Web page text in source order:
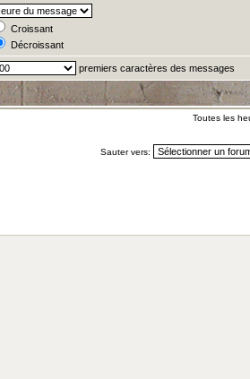
Croissant
Décroissant
premiers caractères des messages
Toutes les
Sauter vers: